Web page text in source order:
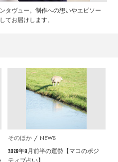
タヴュー。制作への想いやエピソー
てお届けします。
そのほか NEWS
2026年8月前半の運勢【マコのポジ